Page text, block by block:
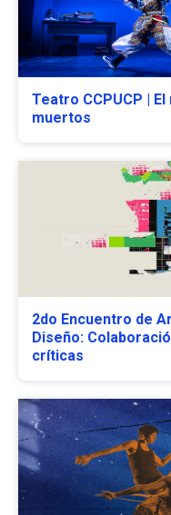
Teatro CCPUCP |
muertos
2do Encuentro de
Diseño:
críticas